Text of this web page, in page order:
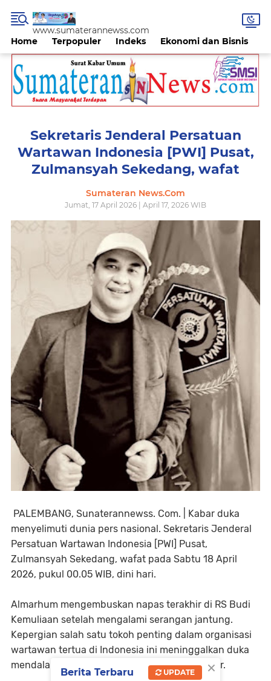
Home Terpopuler Indeks Ekonomi dan Bisnis
www.sumaterannewss.com
Sekretaris Jenderal Persatuan
Wartawan Indonesia [PWI] Pusat,
Zulmansyah Sekedang, wafat
Sumateran News.Com
Jumat, 17 April 2026 | April 17, 2026 WIB
PALEMBANG, Sunaterannewss. Com. | Kabar duka
menyelimuti dunia pers nasional. Sekretaris Jenderal
Persatuan Wartawan Indonesia [PWI] Pusat,
Zulmansyah Sekedang, wafat pada Sabtu 18 April
2026, pukul 00.05 WIB, dini hari.
Almarhum mengembuskan napas terakhir di RS Budi
Kemuliaan setelah mengalami serangan jantung.
Kepergian salah satu tokoh penting dalam organisasi
wartawan tertua di Indonesia ini meninggalkan duka
mendalam bagi insan pers di seluruh Tanah Air.
×
Berita Terbaru UPDATE